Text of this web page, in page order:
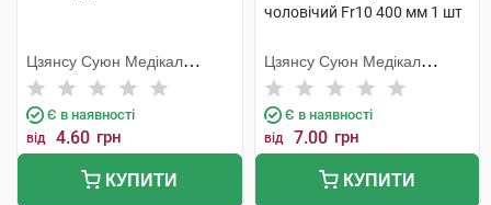
Цзянсу Суюн Медікал
Метіріалс
Є в наявності
від 4.60 грн
КУПИТИ
чоловічий Fr10 400 мм 1 шт
Цзянсу Суюн Медікал
Метіріалс
Є в наявності
від 7.00 грн
КУПИТИ